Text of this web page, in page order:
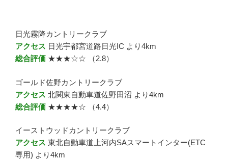
日光霧降カントリークラブ
アクセス 日光宇都宮道路日光IC より4km
総合評価 ★★★☆☆ （2.8）
ゴールド佐野カントリークラブ
アクセス 北関東自動車道佐野田沼 より4km
総合評価 ★★★★☆ （4.4）
イーストウッドカントリークラブ
アクセス 東北自動車道上河内SAスマートインター(ETC
専用) より4km